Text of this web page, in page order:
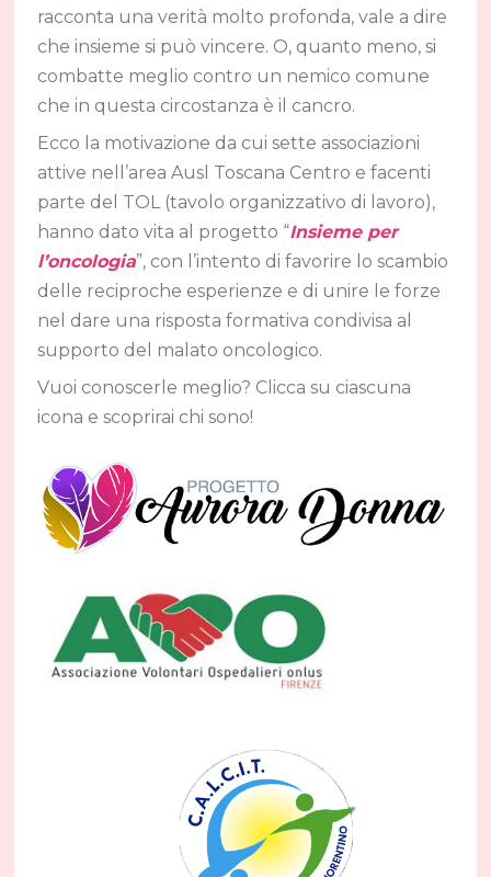
racconta una verità molto profonda, vale a dire
che insieme si può vincere. O, quanto meno, si
combatte meglio contro un nemico comune
che in questa circostanza è il cancro.
Ecco la motivazione da cui sette associazioni
attive nell’area Ausl Toscana Centro e facenti
parte del TOL (tavolo organizzativo di lavoro),
hanno dato vita al progetto “Insieme per
l’oncologia”, con l’intento di favorire lo scambio
delle reciproche esperienze e di unire le forze
nel dare una risposta formativa condivisa al
supporto del malato oncologico.
Vuoi conoscerle meglio? Clicca su ciascuna
icona e scoprirai chi sono!